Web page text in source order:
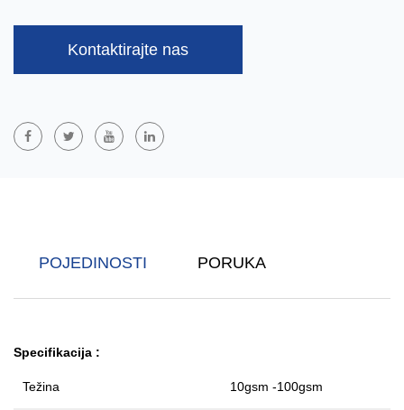
Posebni Tretmani:
Hidrofilan, Anti-UV, Super Mekan
Od Poliestera (PET) I Polietilena (PE) Kroz Spunbond Proces,
Građevinarstvu, S Izvrsnim Mehaničkim Svojstvima, Izdržljivošću I
Prozračnošću.
Kontaktirajte nas
POJEDINOSTI PORUKA
Specifikacija :
Težina 10gsm -100gsm